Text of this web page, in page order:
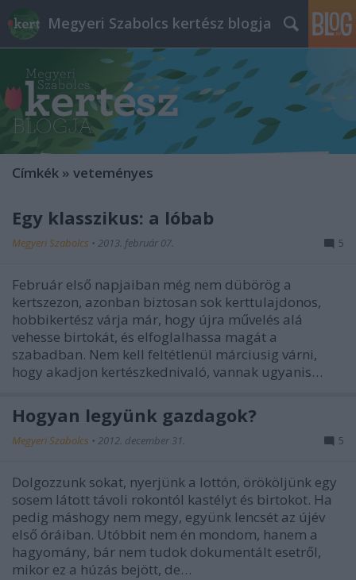
Megyeri Szabolcs kertész blogja
Címkék » veteményes
Egy klasszikus: a lóbab
Megyeri Szabolcs • 2013. február 07. 5
Február első napjaiban még nem dübörög a
kertszezon, azonban biztosan sok kerttulajdonos,
hobbikertész várja már, hogy újra művelés alá
vehesse birtokát, és elfoglalhassa magát a
szabadban. Nem kell feltétlenül márciusig várni,
hogy akadjon kertészkednivaló, vannak ugyanis…
Hogyan legyünk gazdagok?
Megyeri Szabolcs • 2012. december 31. 5
Dolgozzunk sokat, nyerjünk a lottón, örököljünk egy
sosem látott távoli rokontól kastélyt és birtokot. Ha
pedig máshogy nem megy, együnk lencsét az újév
első óráiban. Utóbbit nem én mondom, hanem a
hagyomány, bár nem tudok dokumentált esetről,
mikor ez a húzás bejött, de…